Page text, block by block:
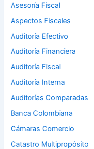
Asesoría Fiscal
Aspectos Fiscales
Auditoría Efectivo
Auditoría Financiera
Auditoría Fiscal
Auditoría Interna
Auditorías Comparadas
Banca Colombiana
Cámaras Comercio
Catastro Multipropósito